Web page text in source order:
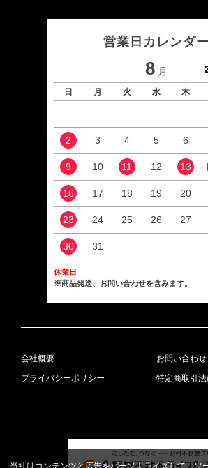
営業日カレンダー
8 月
日 月 火 水 木
2 3 4 5 6
9 10 11 12 13
16 17 18 19 20
23 24 25 26 27
30 31
休業日
※商品発送、お問い合わせを含みます。
会社概要
お問い合わせ
プライバシーポリシー
特定商取引
当社はコンテンツと広告をパーソナライズして、ソ